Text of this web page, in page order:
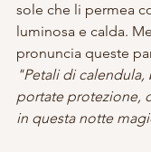
sole che li permea
luminosa e calda.
pronuncia queste
"Petali di calendula,
portate protezione,
in questa notte